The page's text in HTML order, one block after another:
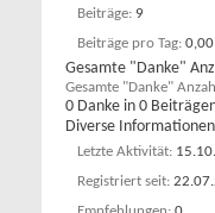
Beiträge 9
Beiträge pro Tag 0,00
Gesamte "Danke"
Gesamte "Danke" Anzahl
0 Danke in 0
Diverse Informationen
Letzte Aktivität
Registriert seit